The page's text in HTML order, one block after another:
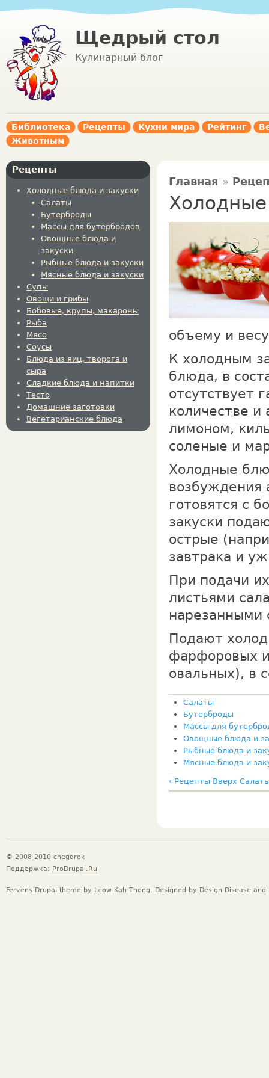
Щедрый стол
Кулинарный блог
Библиотека Рецепты Кухни мира Рейтинг
Животным
Рецепты
Холодные блюда и закуски
Салаты
Бутерброды
Массы для бутербродов
Овощные блюда и
закуски
Рыбные блюда и закуски
Мясные блюда и закуски
Супы
Овощи и грибы
Бобовые, крупы, макароны
Рыба
Мясо
Соусы
Блюда из яиц, творога и
сыра
Сладкие блюда и напитки
Тесто
Домашние заготовки
Вегетарианские блюда
Главная »
объему и
К холодным
блюда, в
отсутствует
количестве
лимоном,
соленые и
Холодные
возбуждения
готовятся с
закуски
острые
завтрака и
При подачи
листьями
нарезанными
Подают
фарфоровых
овальных), в
Салаты
Бутерброды
Массы для
Овощные блюда и
Рыбные блюда и
Мясные блюда и
‹ Рецепты Вверх
© 2008-2010 chegorok
Поддержка: ProDrupal.Ru
Fervens Drupal theme by Leow Kah Thong. Designed by Design Disease and